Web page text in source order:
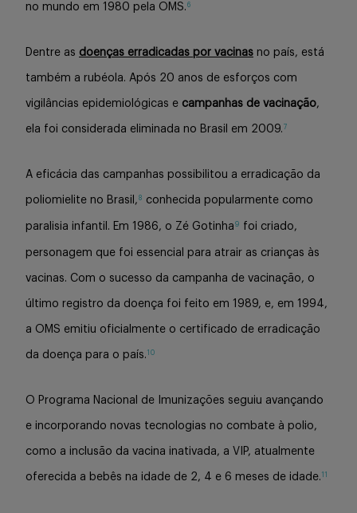
no mundo em 1980 pela OMS. 6
Dentre as doenças erradicadas por vacinas no país, está
também a rubéola. Após 20 anos de esforços com
vigilâncias epidemiológicas e campanhas de vacinação,
ela foi considerada eliminada no Brasil em 2009. 7
A eficácia das campanhas possibilitou a erradicação da
poliomielite no Brasil, 8 conhecida popularmente como
paralisia infantil. Em 1986, o Zé Gotinha 9 foi criado,
personagem que foi essencial para atrair as crianças às
vacinas. Com o sucesso da campanha de vacinação, o
último registro da doença foi feito em 1989, e, em 1994,
a OMS emitiu oficialmente o certificado de erradicação
da doença para o país. 10
O Programa Nacional de Imunizações seguiu avançando
e incorporando novas tecnologias no combate à polio,
como a inclusão da vacina inativada, a VIP, atualmente
oferecida a bebês na idade de 2, 4 e 6 meses de idade. 11